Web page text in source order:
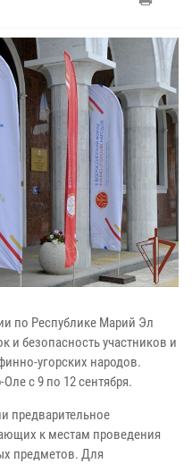
по Республике Марий Эл
и безопасность участников и
угорских народов.
с 9 по 12 сентября.
предварительное
к местам проведения
предметов. Для